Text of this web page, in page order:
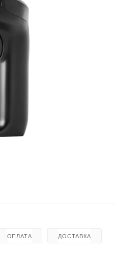
ОПЛАТА ДОСТАВКА